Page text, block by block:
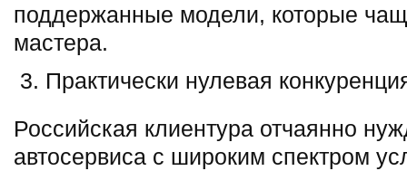
поддержанные модели, которые
мастера.
Практически нулевая
Российская клиентура отчаянно
автосервиса с широким спектром